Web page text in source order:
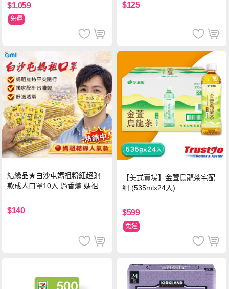
$1,059
免運
$125
結緣品★白沙屯媽祖粉紅超跑
款成人口罩10入 過香爐 媽祖加
$140
【美式賣場】金萱烏龍茶宅配
組 (535mlx24入)
$599
免運